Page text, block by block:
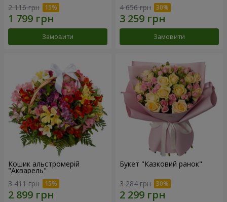
2 116 грн
Замовити
4 656 грн
Замовити
Кошик альстромерій
"Акварель"
3 411 грн
Букет "Казковий ранок"
3 284 грн